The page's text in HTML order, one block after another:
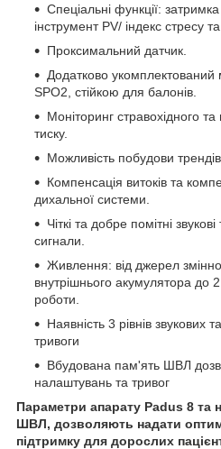
Спеціальні функції:
інструмент PV/ індекс стресу та
Проксимальний датчик.
Додатково
SPO2, стійкою для балонів.
Моніторинг стравохідного
тиску.
Можливість побудови трендів
Компенсація витоків та
дихальної системи.
Чіткі та добре помітні звукові
сигнали.
Живлення: від джерел
внутрішнього акумулятора до
роботи.
Наявність 3 рівнів звукових
тривоги
Вбудована пам'ять ШВЛ
налаштувань та тривог
Параметри апарату Padus 8 та
ШВЛ, дозволяють надати
підтримку для дорослих